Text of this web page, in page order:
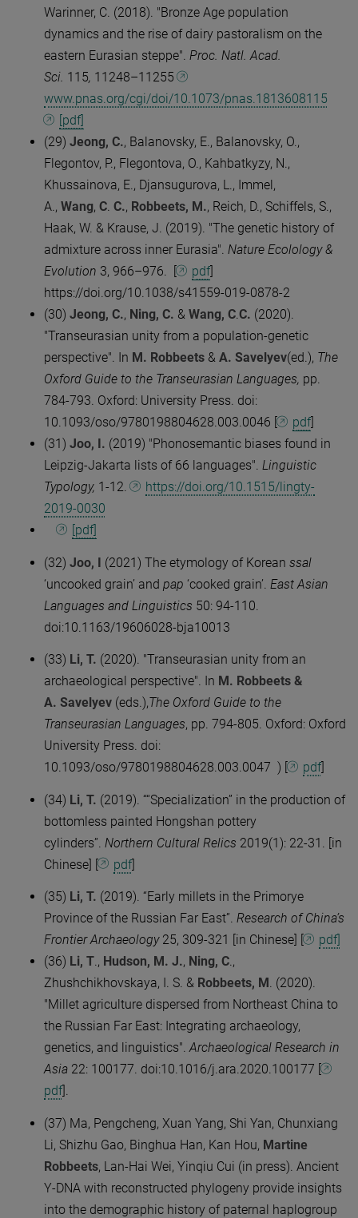
Warinner, C. (2018). "Bronze Age population
dynamics and the rise of dairy pastoralism on the
eastern Eurasian steppe". Proc. Natl. Acad.
Sci. 115, 11248–11255
www.pnas.org/cgi/doi/10.1073/pnas.1813608115
[pdf]
(29) Jeong, C., Balanovsky, E., Balanovsky, O.,
Flegontov, P., Flegontova, O., Kahbatkyzy, N.,
Khussainova, E., Djansugurova, L., Immel,
A., Wang, C. C., Robbeets, M., Reich, D., Schiffels, S.,
Haak, W. & Krause, J. (2019). "The genetic history of
admixture across inner Eurasia". Nature Ecolology &
Evolution 3, 966–976. [ pdf]
https://doi.org/10.1038/s41559-019-0878-2
(30) Jeong, C., Ning, C. & Wang, C.C. (2020).
"Transeurasian unity from a population-genetic
perspective". In M. Robbeets & A. Savelyev(ed.), The
Oxford Guide to the Transeurasian Languages, pp.
784-793. Oxford: University Press. doi:
10.1093/oso/9780198804628.003.0046 [
pdf]
(31) Joo, I. (2019) "Phonosemantic biases found in
Leipzig-Jakarta lists of 66 languages". Linguistic
Typology, 1-12.
https://doi.org/10.1515/lingty-
2019-0030
[pdf]
(32) Joo, I (2021) The etymology of Korean ssal
‘uncooked grain’ and pap ‘cooked grain’. East Asian
Languages and Linguistics 50: 94-110.
doi:10.1163/19606028-bja10013
(33) Li, T. (2020). "Transeurasian unity from an
archaeological perspective". In M. Robbeets &
A. Savelyev (eds.),The Oxford Guide to the
Transeurasian Languages, pp. 794-805. Oxford: Oxford
University Press. doi:
10.1093/oso/9780198804628.003.0047 ) [
pdf]
(34) Li, T. (2019). ““Specialization” in the production of
bottomless painted Hongshan pottery
cylinders”. Northern Cultural Relics 2019(1): 22-31. [in
Chinese] [
pdf]
(35) Li, T. (2019). “Early millets in the Primorye
Province of the Russian Far East”. Research of China’s
Frontier Archaeology 25, 309-321 [in Chinese] [
pdf]
(36) Li, T., Hudson, M. J., Ning, C.,
Zhushchikhovskaya, I. S. & Robbeets, M. (2020).
"Millet agriculture dispersed from Northeast China to
the Russian Far East: Integrating archaeology,
genetics, and linguistics".Archaeological Research in
Asia 22: 100177. doi:10.1016/j.ara.2020.100177 [
pdf].
(37) Ma, Pengcheng, Xuan Yang, Shi Yan, Chunxiang
Li, Shizhu Gao, Binghua Han, Kan Hou, Martine
Robbeets, Lan-Hai Wei, Yinqiu Cui (in press). Ancient
Y-DNA with reconstructed phylogeny provide insights
into the demographic history of paternal haplogroup